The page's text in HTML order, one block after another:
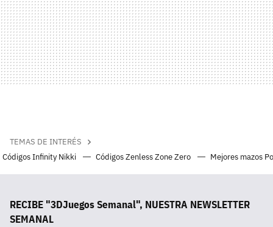
TEMAS DE INTERÉS
Códigos Infinity Nikki
Códigos Zenless Zone Zero Mejores mazos
RECIBE "3DJuegos Semanal", NUESTRA NEWSLETTER
SEMANAL